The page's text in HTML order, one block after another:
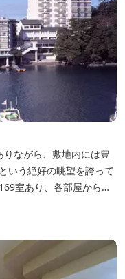
ながら、敷地内には豊
いう絶好の眺望を誇って
室あり、各部屋からの
幸を使った会席料理も
ゆったりとつくろげる大